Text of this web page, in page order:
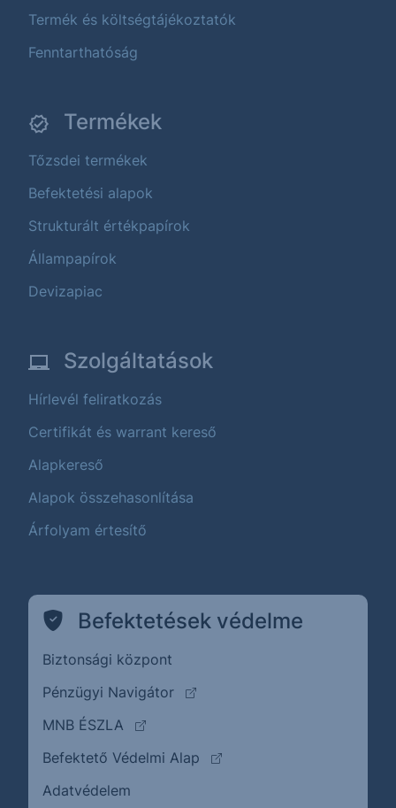
Termék és költségtájékoztatók
Fenntarthatóság
Termékek
Tőzsdei termékek
Befektetési alapok
Strukturált értékpapírok
Állampapírok
Devizapiac
Szolgáltatások
Hírlevél feliratkozás
Certifikát és warrant kereső
Alapkereső
Alapok összehasonlítása
Árfolyam értesítő
Befektetések védelme
Biztonsági központ
Pénzügyi Navigátor
(külső oldalra ugrik)
MNB ÉSZLA
(külső oldalra ugrik)
Befektető Védelmi Alap
(külső oldalra ugrik)
Adatvédelem